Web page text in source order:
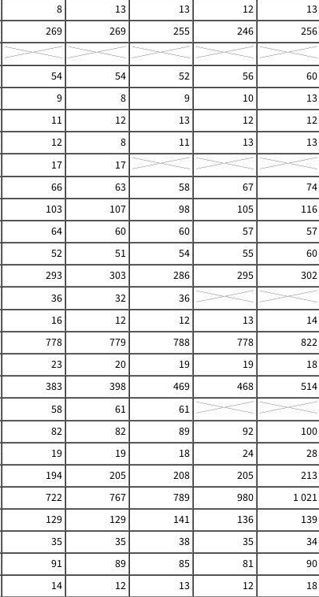
8 13 13 12
13
269 269 255 246
256
54 54 52 56
60
9 8 9 10
13
11 12 13 12
12
12 8 11 13
13
17
17
66 63 58 67
74
103 107 98 105
116
64 60 60 57
57
52 51 54 55
60
293 303 286 295
302
36 32
36
16 12 12 13
14
778 779 788 778
822
23 20 19 19
18
383 398 469 468
514
58 61
61
82 82 89 92
100
19 19 18 24
28
194 205 208 205
213
722 767 789 980
1 021
129 129 141 136
139
35 35 38 35
34
91 89 85 81
90
14 12 13 12 18